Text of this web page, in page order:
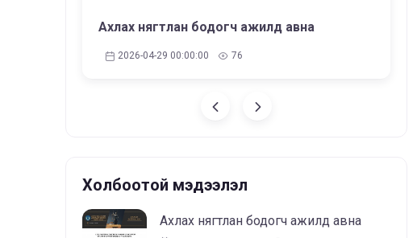
Ахлах нягтлан бодогч ажилд авна
2026-04-29 00:00:00 76
Холбоотой мэдээлэл
Ахлах нягтлан бодогч ажилд авна